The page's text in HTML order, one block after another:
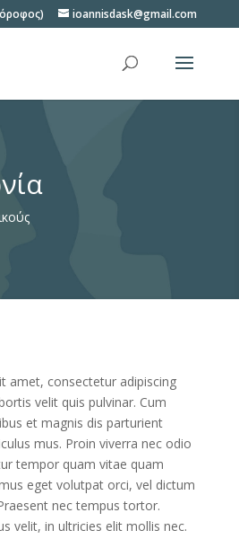
ioannisdask@gmail.com
amet, consectetur adipiscing
velit quis pulvinar. Cum
et magnis dis parturient
mus. Proin viverra nec odio
tempor quam vitae quam
eget volutpat orci, vel dictum
nec tempus tortor.
velit, in ultricies elit mollis nec.